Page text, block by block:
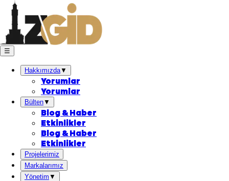
☰
Hakkımızda▼
Yorumlar
Yorumlar
Bülten▼
Blog & Haber
Etkinlikler
Blog & Haber
Etkinlikler
Projelerimiz
Markalarımız
Yönetim ▼